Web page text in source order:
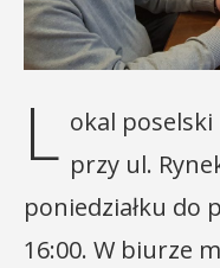
L okal poselski
przy ul.
poniedziałku do
16:00. W biurze